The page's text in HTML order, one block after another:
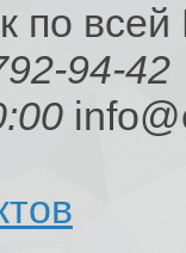
по
94-42